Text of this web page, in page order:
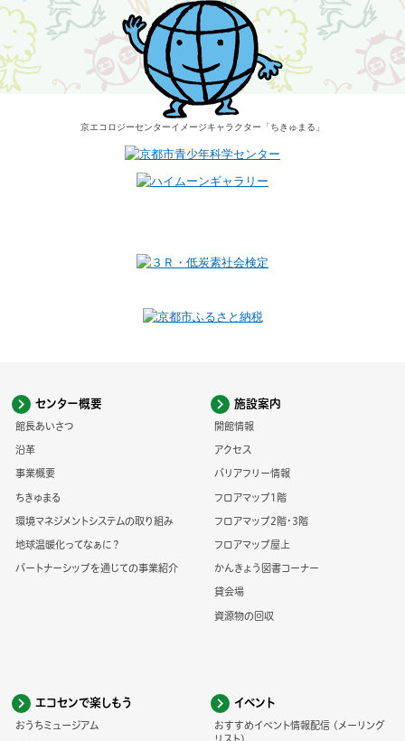
京エコロジーセンターイメージキャラクター 「ちきゅまる」
センター概要
館長あいさつ
沿革
事業概要
ちきゅまる
環境マネジメントシステムの取り組み
地球温暖化ってなぁに？
パートナーシップを通じての事業紹介
施設案内
開館情報
アクセス
バリアフリー情報
フロアマップ1階
フロアマップ2階・3階
フロアマップ屋上
かんきょう図書コーナー
貸会場
資源物の回収
エコセンで楽しもう
おうちミュージアム
イベント
おすすめイベント情報配信 (メーリング
リスト)